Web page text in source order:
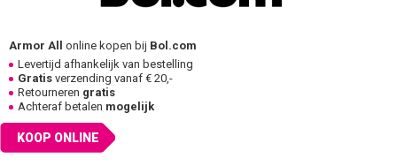
Armor All online kopen bij Bol.com
Levertijd afhankelijk van bestelling
Gratis verzending vanaf € 20,-
Retourneren gratis
Achteraf betalen mogelijk
KOOP ONLINE